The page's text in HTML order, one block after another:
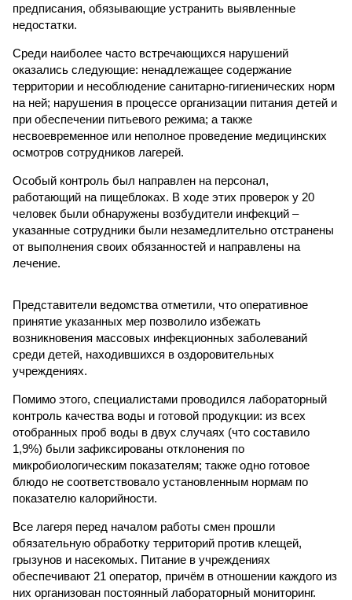
предписания, обязывающие устранить выявленные
недостатки.
Среди наиболее часто встречающихся нарушений
оказались следующие: ненадлежащее содержание
территории и несоблюдение санитарно-гигиенических норм
на ней; нарушения в процессе организации питания детей и
при обеспечении питьевого режима; а также
несвоевременное или неполное проведение медицинских
осмотров сотрудников лагерей.
Особый контроль был направлен на персонал,
работающий на пищеблоках. В ходе этих проверок у 20
человек были обнаружены возбудители инфекций –
указанные сотрудники были незамедлительно отстранены
от выполнения своих обязанностей и направлены на
лечение.
Представители ведомства отметили, что оперативное
принятие указанных мер позволило избежать
возникновения массовых инфекционных заболеваний
среди детей, находившихся в оздоровительных
учреждениях.
Помимо этого, специалистами проводился лабораторный
контроль качества воды и готовой продукции: из всех
отобранных проб воды в двух случаях (что составило
1,9%) были зафиксированы отклонения по
микробиологическим показателям; также одно готовое
блюдо не соответствовало установленным нормам по
показателю калорийности.
Все лагеря перед началом работы смен прошли
обязательную обработку территорий против клещей,
грызунов и насекомых. Питание в учреждениях
обеспечивают 21 оператор, причём в отношении каждого из
них организован постоянный лабораторный мониторинг.